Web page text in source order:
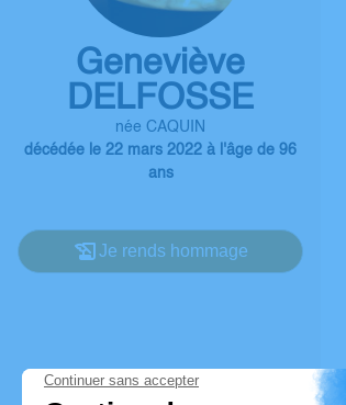
Geneviève
DELFOSSE
née CAQUIN
décédée le 22 mars 2022 à l'âge de 96
ans
Je rends hommage